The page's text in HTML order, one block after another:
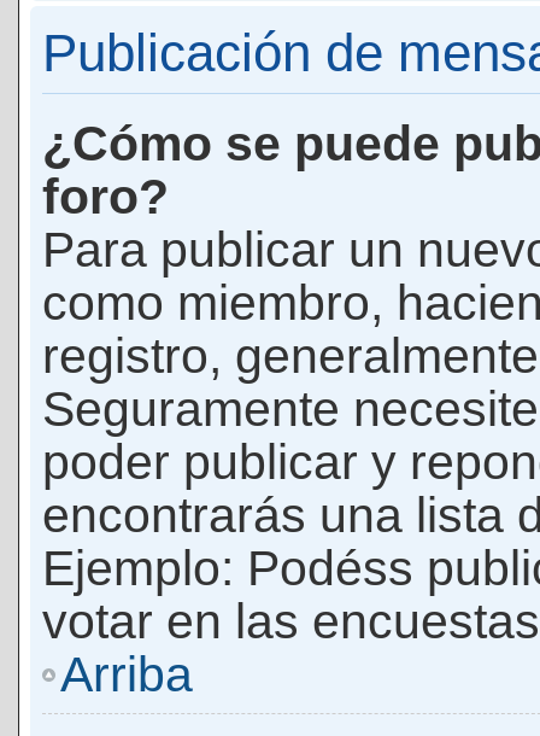
Publicación de
¿Cómo se puede
foro?
Para publicar un
como miembro,
registro,
Seguramente
poder publicar y
encontrarás una lista
Ejemplo: Podéss
votar en las
Arriba